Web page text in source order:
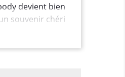
devient bien
souvenir chéri